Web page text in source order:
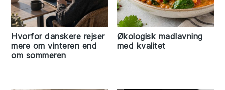
Hvorfor danskere rejser
mere om vinteren end
om sommeren
Økologisk madlavning
med kvalitet